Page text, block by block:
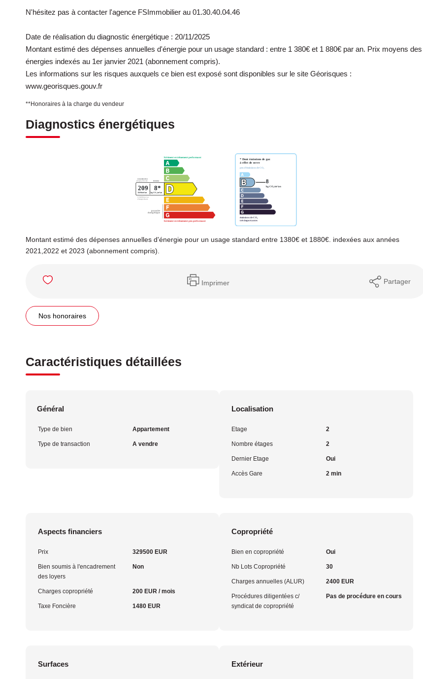
N'hésitez pas à contacter l'agence FSImmobilier au 01.30.40.04.46
Date de réalisation du diagnostic énergétique : 20/11/2025
Montant estimé des dépenses annuelles d'énergie pour un usage standard : entre 1 380€ et 1 880€ par an. Prix moyens des
énergies indexés au 1er janvier 2021 (abonnement compris).
Les informations sur les risques auxquels ce bien est exposé sont disponibles sur le site Géorisques :
www.georisques.gouv.fr
**Honoraires à la charge du vendeur
Diagnostics énergétiques
Montant estimé des dépenses annuelles d'énergie pour un usage standard entre 1380€ et 1880€. indexées aux années
2021,2022 et 2023 (abonnement compris).
Imprimer Partager
Nos honoraires
Caractéristiques détaillées
Général
Type de bien Appartement
Type de transaction A vendre
Localisation
Etage 2
Nombre étages 2
Dernier Etage Oui
Accès Gare 2 min
Aspects financiers
Prix 329500 EUR
Bien soumis à l'encadrement
des loyers
Non
Charges copropriété 200 EUR / mois
Taxe Foncière 1480 EUR
Copropriété
Bien en copropriété Oui
Nb Lots Copropriété 30
Charges annuelles (ALUR) 2400 EUR
Procédures diligentées c/
syndicat de copropriété
Pas de procédure en cours
Surfaces Extérieur